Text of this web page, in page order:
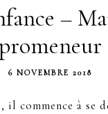
–
6 NOVEMBRE 2018
il commence à se